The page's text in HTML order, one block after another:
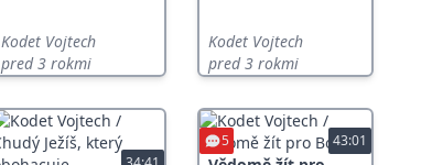
Kodet Vojtech
pred 3 rokmi
Kodet Vojtech
pred 3 rokmi
43:01
5